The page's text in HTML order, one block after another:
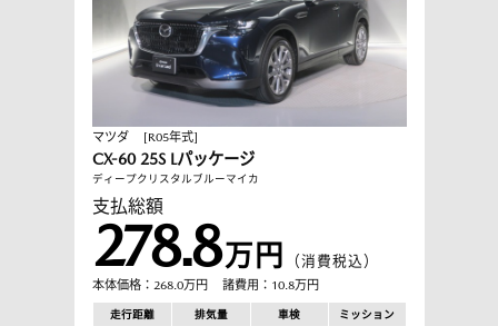
マツダ [R05年式]
CX-60 25S Lパッケージ
ディープクリスタルブルーマイカ
支払総額
278.8万円 （消費税込）
本体価格：268.0万円 諸費用：10.8万円
走行距離 排気量 車検 ミッション